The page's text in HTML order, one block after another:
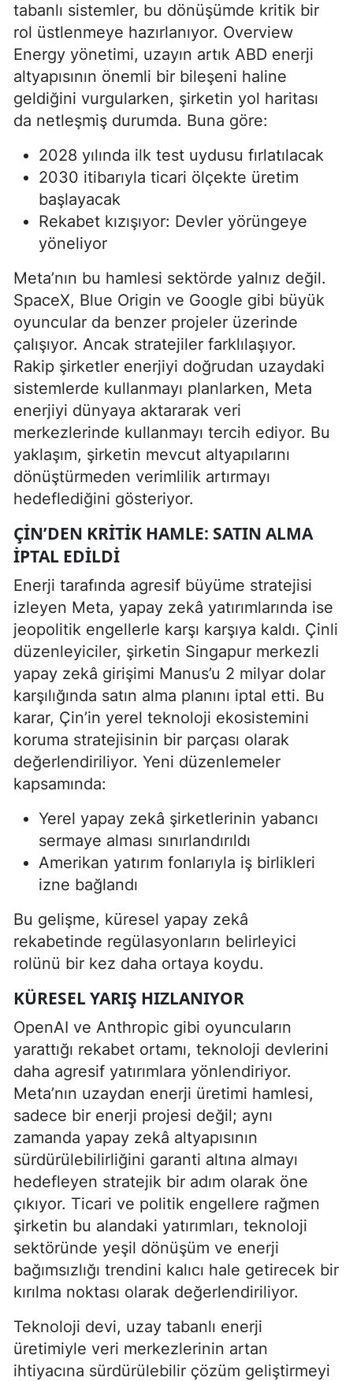
tabanlı sistemler, bu dönüşümde kritik bir
rol üstlenmeye hazırlanıyor. Overview
Energy yönetimi, uzayın artık ABD enerji
altyapısının önemli bir bileşeni haline
geldiğini vurgularken, şirketin yol haritası
da netleşmiş durumda. Buna göre:
2028 yılında ilk test uydusu fırlatılacak
2030 itibarıyla ticari ölçekte üretim
başlayacak
Rekabet kızışıyor: Devler yörüngeye
yöneliyor
Meta’nın bu hamlesi sektörde yalnız değil.
SpaceX, Blue Origin ve Google gibi büyük
oyuncular da benzer projeler üzerinde
çalışıyor. Ancak stratejiler farklılaşıyor.
Rakip şirketler enerjiyi doğrudan uzaydaki
sistemlerde kullanmayı planlarken, Meta
enerjiyi dünyaya aktararak veri
merkezlerinde kullanmayı tercih ediyor. Bu
yaklaşım, şirketin mevcut altyapılarını
dönüştürmeden verimlilik artırmayı
hedeflediğini gösteriyor.
ÇIN’DEN KRITIK HAMLE: SATIN ALMA
IPTAL EDILDI
Enerji tarafında agresif büyüme stratejisi
izleyen Meta, yapay zekâ yatırımlarında ise
jeopolitik engellerle karşı karşıya kaldı. Çinli
düzenleyiciler, şirketin Singapur merkezli
yapay zekâ girişimi Manus’u 2 milyar dolar
karşılığında satın alma planını iptal etti. Bu
karar, Çin’in yerel teknoloji ekosistemini
koruma stratejisinin bir parçası olarak
değerlendiriliyor. Yeni düzenlemeler
kapsamında:
Yerel yapay zekâ şirketlerinin yabancı
sermaye alması sınırlandırıldı
Amerikan yatırım fonlarıyla iş birlikleri
izne bağlandı
Bu gelişme, küresel yapay zekâ
rekabetinde regülasyonların belirleyici
rolünü bir kez daha ortaya koydu.
KÜRESEL YARIŞ HIZLANIYOR
OpenAI ve Anthropic gibi oyuncuların
yarattığı rekabet ortamı, teknoloji devlerini
daha agresif yatırımlara yönlendiriyor.
Meta’nın uzaydan enerji üretimi hamlesi,
sadece bir enerji projesi değil; aynı
zamanda yapay zekâ altyapısının
sürdürülebilirliğini garanti altına almayı
hedefleyen stratejik bir adım olarak öne
çıkıyor. Ticari ve politik engellere rağmen
şirketin bu alandaki yatırımları, teknoloji
sektöründe yeşil dönüşüm ve enerji
bağımsızlığı trendini kalıcı hale getirecek bir
kırılma noktası olarak değerlendiriliyor.
Teknoloji devi, uzay tabanlı enerji
üretimiyle veri merkezlerinin artan
ihtiyacına sürdürülebilir çözüm geliştirmeyi